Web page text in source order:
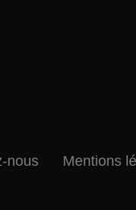
nous Mentions